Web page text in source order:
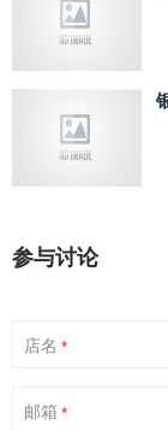
参与讨论
店名 *
邮箱 *